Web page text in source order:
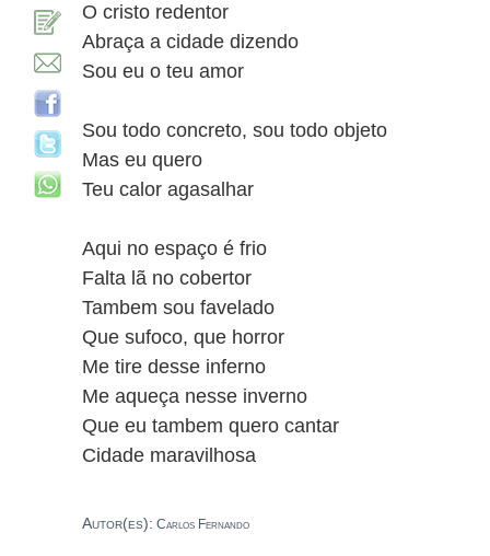
O cristo redentor
Abraça a cidade dizendo
Sou eu o teu amor
Sou todo concreto, sou todo objeto
Mas eu quero
Teu calor agasalhar
Aqui no espaço é frio
Falta lã no cobertor
Tambem sou favelado
Que sufoco, que horror
Me tire desse inferno
Me aqueça nesse inverno
Que eu tambem quero cantar
Cidade maravilhosa
Autor(es): Carlos Fernando